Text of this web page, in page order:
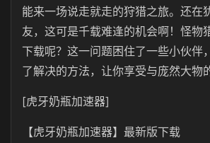
能来一场说走就走的狩猎之旅。还在
友，这可是千载难逢的机会啊！怪物
下载呢？这一问题困住了一些小伙伴
了解决的方法，让你享受与庞然大物
[虎牙奶瓶加速器]
【虎牙奶瓶加速器】最新版下载